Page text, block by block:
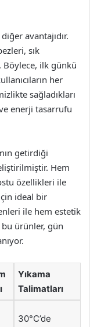
avantajıdır.
sık
Böylece, ilk günkü
her
sağladıkları
enerji tasarrufu
getirdiği
Hem
özellikleri ile
ideal bir
ile hem estetik
ürünler, gün
Yıkama
Talimatları
30°C’de